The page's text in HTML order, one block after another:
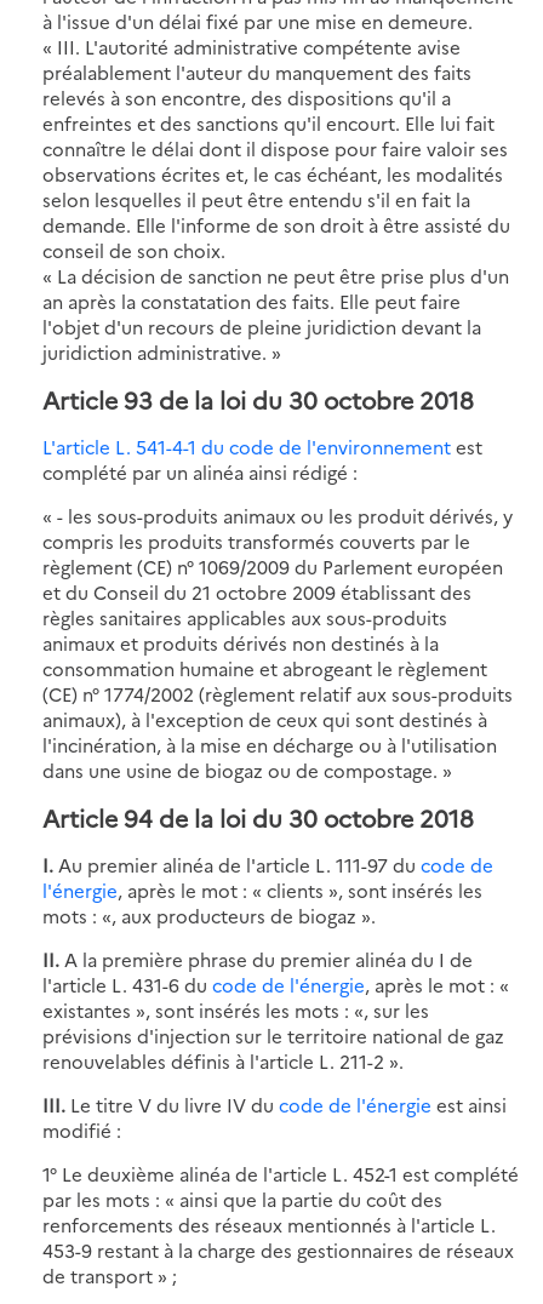
à l'issue d'un délai fixé par une mise en demeure.
« III. L'autorité administrative compétente avise
préalablement l'auteur du manquement des faits
relevés à son encontre, des dispositions qu'il a
enfreintes et des sanctions qu'il encourt. Elle lui fait
connaître le délai dont il dispose pour faire valoir ses
observations écrites et, le cas échéant, les modalités
selon lesquelles il peut être entendu s'il en fait la
demande. Elle l'informe de son droit à être assisté du
conseil de son choix.
« La décision de sanction ne peut être prise plus d'un
an après la constatation des faits. Elle peut faire
l'objet d'un recours de pleine juridiction devant la
juridiction administrative. »
Article 93 de la loi du 30 octobre 2018
L'article L. 541-4-1 du code de l'environnementest
complété par un alinéa ainsi rédigé :
« - les sous-produits animaux ou les produit dérivés, y
compris les produits transformés couverts par le
règlement (CE) n° 1069/2009 du Parlement européen
et du Conseil du 21 octobre 2009 établissant des
règles sanitaires applicables aux sous-produits
animaux et produits dérivés non destinés à la
consommation humaine et abrogeant le règlement
(CE) n° 1774/2002 (règlement relatif aux sous-produits
animaux), à l'exception de ceux qui sont destinés à
l'incinération, à la mise en décharge ou à l'utilisation
dans une usine de biogaz ou de compostage. »
Article 94 de la loi du 30 octobre 2018
I. Au premier alinéa de l'article L. 111-97 du code de
l'énergie, après le mot : « clients », sont insérés les
mots : «, aux producteurs de biogaz ».
II. A la première phrase du premier alinéa du I de
l'article L. 431-6 du code de l'énergie, après le mot : «
existantes », sont insérés les mots : «, sur les
prévisions d'injection sur le territoire national de gaz
renouvelables définis à l'article L. 211-2 ».
III. Le titre V du livre IV du code de l'énergie est ainsi
modifié :
1° Le deuxième alinéa de l'article L. 452-1 est complété
par les mots : « ainsi que la partie du coût des
renforcements des réseaux mentionnés à l'article L.
453-9 restant à la charge des gestionnaires de réseaux
de transport » ;